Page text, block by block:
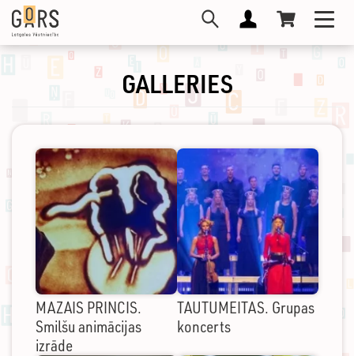
Skip
main
content
GALLERIES
MAZAIS PRINCIS.
Smilšu animācijas
izrāde
TAUTUMEITAS. Grupas
koncerts